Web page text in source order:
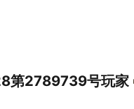
第2789739号玩家